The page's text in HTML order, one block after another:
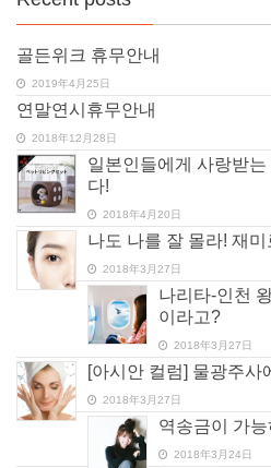
골든위크 휴무안내
2019年4月25日
연말연시휴무안내
2018年12月28日
일본인들에게 사랑받
다!
2018年4月20日
나도 나를 잘 몰라! 재
2018年3月27日
나리타-인천
이라고?
2018年3月27日
[아시안 컬럼] 물광주사
2018年3月27日
역송금이 가
2018年3月24日